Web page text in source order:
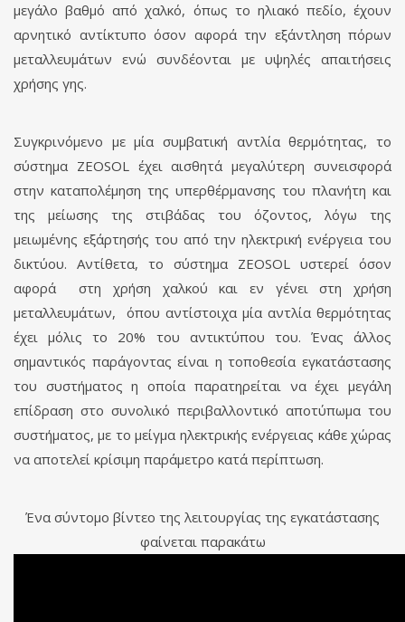
μεγάλο βαθμό από χαλκό, όπως το ηλιακό πεδίο, έχουν
αρνητικό αντίκτυπο όσον αφορά την εξάντληση πόρων
μεταλλευμάτων ενώ συνδέονται με υψηλές απαιτήσεις
χρήσης γης.
Συγκρινόμενο με μία συμβατική αντλία θερμότητας, το
σύστημα ZEOSOL έχει αισθητά μεγαλύτερη συνεισφορά
στην καταπολέμηση της υπερθέρμανσης του πλανήτη και
της μείωσης της στιβάδας του όζοντος, λόγω της
μειωμένης εξάρτησής του από την ηλεκτρική ενέργεια του
δικτύου. Αντίθετα, το σύστημα ZEOSOL υστερεί όσον
αφορά στη χρήση χαλκού και εν γένει στη χρήση
μεταλλευμάτων, όπου αντίστοιχα μία αντλία θερμότητας
έχει μόλις το 20% του αντικτύπου του. Ένας άλλος
σημαντικός παράγοντας είναι η τοποθεσία εγκατάστασης
του συστήματος η οποία παρατηρείται να έχει μεγάλη
επίδραση στο συνολικό περιβαλλοντικό αποτύπωμα του
συστήματος, με το μείγμα ηλεκτρικής ενέργειας κάθε χώρας
να αποτελεί κρίσιμη παράμετρο κατά περίπτωση.
Ένα σύντομο βίντεο της λειτουργίας της εγκατάστασης
φαίνεται παρακάτω